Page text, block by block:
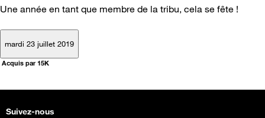
Une année en tant que membre de la tribu, cela se fête !
mardi 23 juillet 2019
Acquis par 15K
Suivez-nous